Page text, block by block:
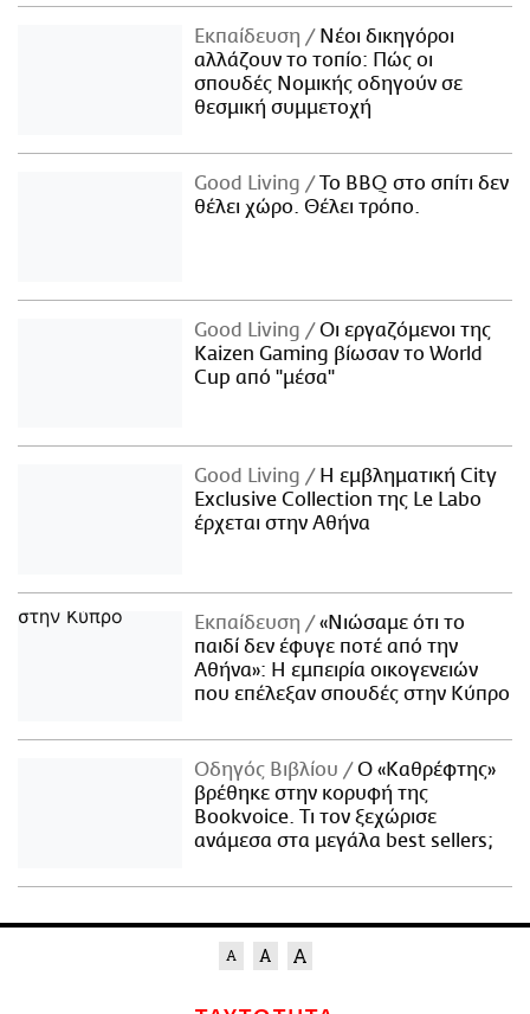
Εκπαίδευση
Νέοι δικηγόροι
αλλάζουν το τοπίο: Πώς οι
σπουδές Νομικής οδηγούν σε
θεσμική συμμετοχή
Good Living
Το BBQ στο σπίτι δεν
θέλει χώρο. Θέλει τρόπο.
Good Living
Οι εργαζόμενοι της
Kaizen Gaming βίωσαν το World
Cup από "μέσα"
Good Living
Η εμβληματική City
Exclusive Collection της Le Labo
έρχεται στην Αθήνα
Εκπαίδευση
«Νιώσαμε ότι το
παιδί δεν έφυγε ποτέ από την
Αθήνα»: Η εμπειρία οικογενειών
που επέλεξαν σπουδές στην Κύπρο
Οδηγός Βιβλίου
Ο «Καθρέφτης»
βρέθηκε στην κορυφή της
Bookvoice. Τι τον ξεχώρισε
ανάμεσα στα μεγάλα best sellers;